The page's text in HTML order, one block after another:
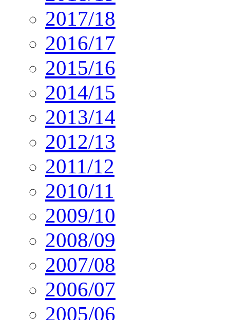
2017/18
2016/17
2015/16
2014/15
2013/14
2012/13
2011/12
2010/11
2009/10
2008/09
2007/08
2006/07
2005/06